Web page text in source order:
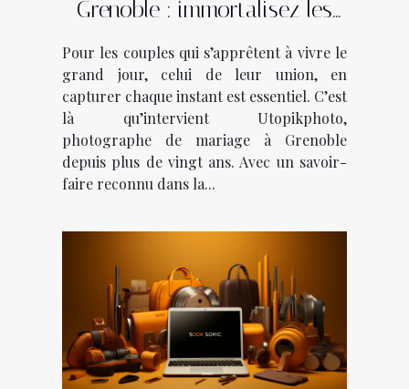
Grenoble : immortalisez les
Utopikphoto !
Pour les couples qui s’apprêtent à vivre le
grand jour, celui de leur union, en
capturer chaque instant est essentiel. C’est
là qu’intervient Utopikphoto,
photographe de mariage à Grenoble
depuis plus de vingt ans. Avec un savoir-
faire reconnu dans la...